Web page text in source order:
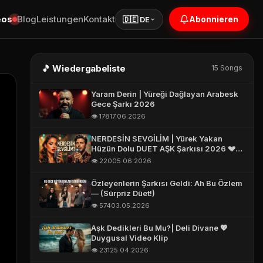
BlogLeistungenKontakt 🇩🇪 DE Abonnieren
🎵 Wiedergabeliste 15 Songs
Yaram Derin | Yüreği Dağlayan Arabesk
Gece Şarkı 2026
👁️ 17817.06.2026
NERDESİN SEVGİLİM | Yürek Yakan
Hüzün Dolu DUET AŞK Şarkısı 2026 💔
Turkish Love Song 2026 #aşk
👁️ 22005.06.2026
Özleyenlerin Şarkısı Geldi: Ah Bu Özlem
— (Sürpriz Düet!)
👁️ 57403.05.2026
Aşk Dedikleri Bu Mu?| Deli Divane 💖
Duygusal Video Klip
👁️ 23125.04.2026